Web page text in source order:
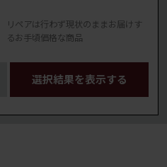
リペアは行わず現状のままお届けす
るお手頃価格な商品
選択結果を表示する